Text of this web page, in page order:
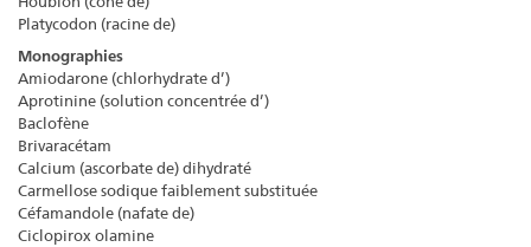
Platycodon (racine de)
Monographies
Amiodarone (chlorhydrate d’)
Aprotinine (solution concentrée d’)
Baclofène
Brivaracétam
Calcium (ascorbate de) dihydraté
Carmellose sodique faiblement substituée
Céfamandole (nafate de)
Ciclopirox olamine